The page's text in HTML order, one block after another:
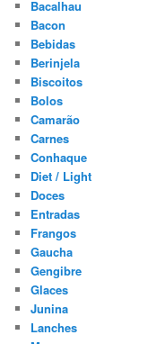
Bacalhau
Bacon
Bebidas
Berinjela
Biscoitos
Bolos
Camarão
Carnes
Conhaque
Diet / Light
Doces
Entradas
Frangos
Gaucha
Gengibre
Glaces
Junina
Lanches